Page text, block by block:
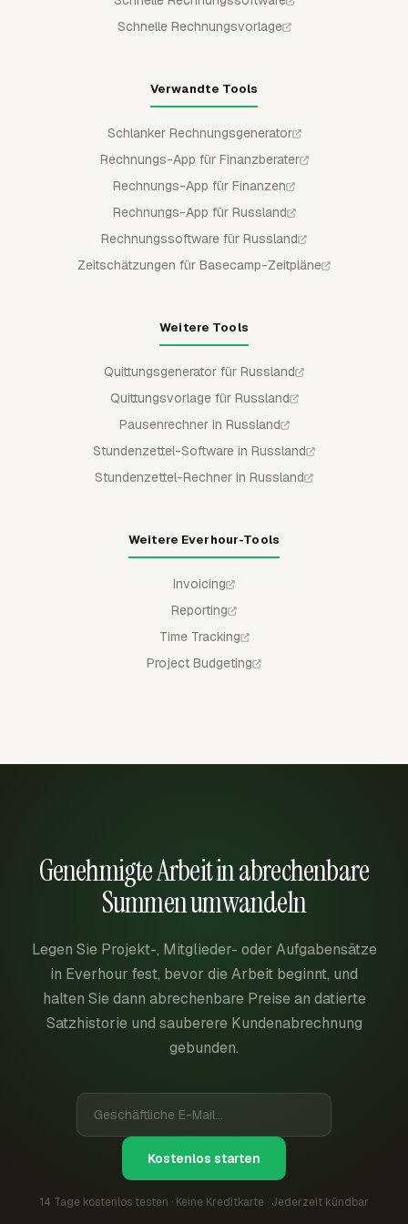
Schnelle Rechnungsvorlage
Verwandte Tools
Schlanker Rechnungsgenerator
Rechnungs-App für Finanzberater
Rechnungs-App für Finanzen
Rechnungs-App für Russland
Rechnungssoftware für Russland
Zeitschätzungen für Basecamp-Zeitpläne
Weitere Tools
Quittungsgenerator für Russland
Quittungsvorlage für Russland
Pausenrechner in Russland
Stundenzettel-Software in Russland
Stundenzettel-Rechner in Russland
Weitere Everhour-Tools
Invoicing
Reporting
Time Tracking
Project Budgeting
Genehmigte Arbeit in abrechenbare
Summen umwandeln
Legen Sie Projekt-, Mitglieder- oder Aufgabensätze
in Everhour fest, bevor die Arbeit beginnt, und
halten Sie dann abrechenbare Preise an datierte
Satzhistorie und sauberere Kundenabrechnung
gebunden.
Kostenlos starten
14 Tage kostenlos testen · Keine Kreditkarte · Jederzeit kündbar